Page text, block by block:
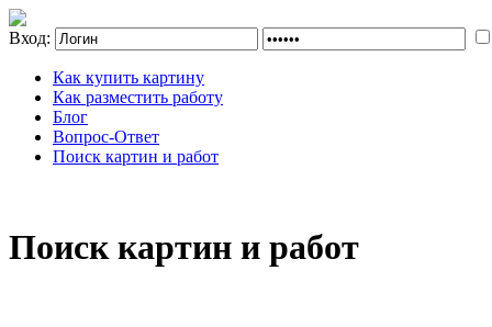
Вход:
Как купить картину
Как разместить работу
Блог
Вопрос-Ответ
Поиск картин и работ
Поиск картин и работ